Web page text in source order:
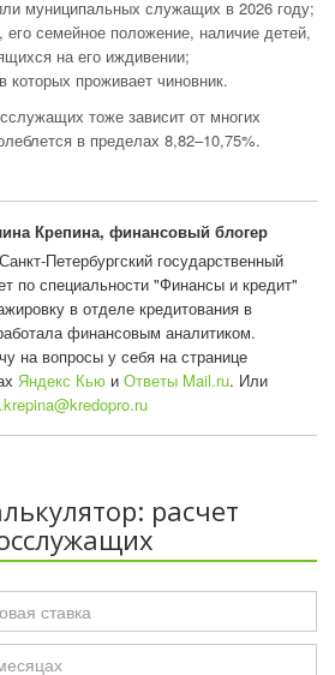
муниципальных служащих в 2026 году;
его семейное положение, наличие детей,
на его иждивении;
которых проживает чиновник.
тоже зависит от многих
в пределах 8,82–10,75%.
Крепина, финансовый блогер
Петербургский государственный
по специальности "Финансы и кредит"
в отделе кредитования в
финансовым аналитиком.
на вопросы у себя на странице
Яндекс Кью и Ответы Mail.ru. Или
расчет